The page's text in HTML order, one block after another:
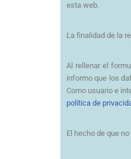
esta web.
La finalidad de la
Al rellenar el
informo que los
Como usuario e
política de
El hecho de que